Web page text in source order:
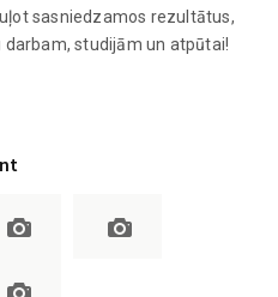
sasniedzamos rezultātus,
darbam, studijām un atpūtai!